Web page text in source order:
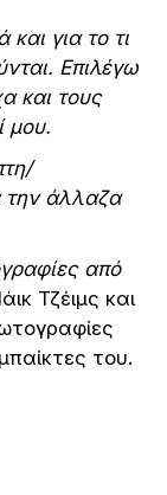
για το τι
Επιλέγω
και τους
μου.
την άλλαζα
από
Τζέιμς και
του.